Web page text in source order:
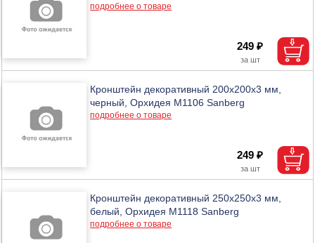
подробнее о товаре
249 ₽
Кронштейн декоративный 200х200х3 мм,
черный, Орхидея М1106 Sanberg
подробнее о товаре
249 ₽
Кронштейн декоративный 250х250х3 мм,
белый, Орхидея М1118 Sanberg
подробнее о товаре